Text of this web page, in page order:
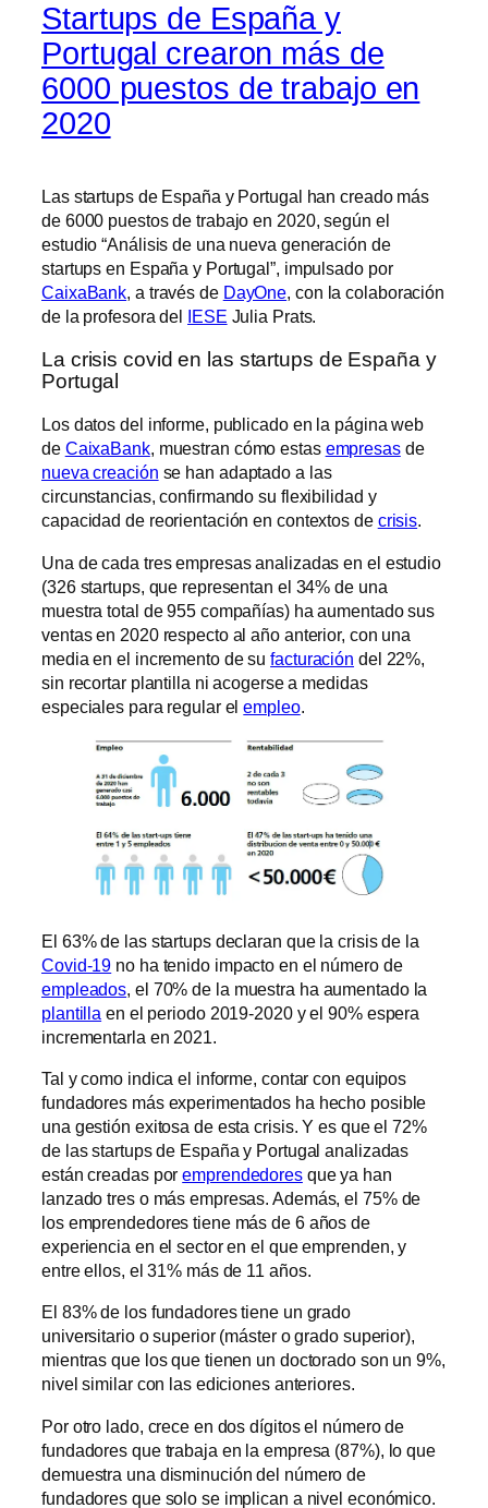
Startups de España y
Portugal crearon más de
6000 puestos de trabajo en
2020
Las startups de España y Portugal han creado más
de 6000 puestos de trabajo en 2020, según el
estudio “Análisis de una nueva generación de
startups en España y Portugal”, impulsado por
CaixaBank, a través de DayOne, con la colaboración
de la profesora del IESE Julia Prats.
La crisis covid en las startups de España y
Portugal
Los datos del informe, publicado en la página web
de CaixaBank, muestran cómo estas empresasde
nueva creación se han adaptado a las
circunstancias, confirmando su flexibilidad y
capacidad de reorientación en contextos de crisis.
Una de cada tres empresas analizadas en el estudio
(326 startups, que representan el 34% de una
muestra total de 955 compañías) ha aumentado sus
ventas en 2020 respecto al año anterior, con una
media en el incremento de sufacturación del 22%,
sin recortar plantilla ni acogerse a medidas
especiales para regular elempleo.
El 63% de las startups declaran que la crisis de la
Covid-19 no ha tenido impacto en el número de
empleados, el 70% de la muestra ha aumentado la
plantilla en el periodo 2019-2020 y el 90% espera
incrementarla en 2021.
Tal y como indica el informe, contar con equipos
fundadores más experimentados ha hecho posible
una gestión exitosa de esta crisis. Y es que el 72%
de las startups de España y Portugal analizadas
están creadas poremprendedoresque ya han
lanzado tres o más empresas. Además, el 75% de
los emprendedores tiene más de 6 años de
experiencia en el sector en el que emprenden, y
entre ellos, el 31% más de 11 años.
El 83% de los fundadores tiene un grado
universitario o superior (máster o grado superior),
mientras que los que tienen un doctorado son un 9%,
nivel similar con las ediciones anteriores.
Por otro lado, crece en dos dígitos el número de
fundadores que trabaja en la empresa (87%), lo que
demuestra una disminución del número de
fundadores que solo se implican a nivel económico.